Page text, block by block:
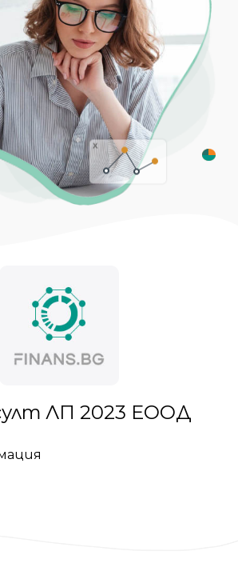
ЛП 2023 ЕООД